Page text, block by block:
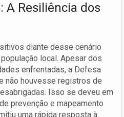
A Resiliência dos
diante desse cenário
local. Apesar dos
enfrentadas, a Defesa
não houvesse registros de
Isso se deveu em
prevenção e mapeamento
uma rápida resposta à